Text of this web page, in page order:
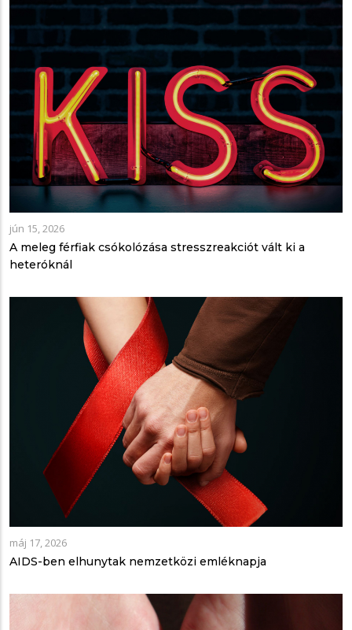
jún 15, 2026
A meleg férfiak csókolózása stresszreakciót vált ki a
heteróknál
máj 17, 2026
AIDS-ben elhunytak nemzetközi emléknapja